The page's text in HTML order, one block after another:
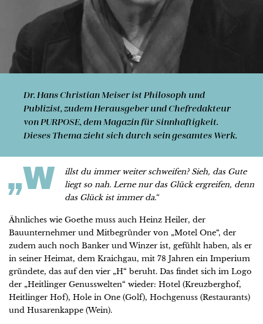
Dr. Hans Christian Meiser ist Philosoph und
Publizist, zudem Herausgeber und Chefredakteur
von PURPOSE, dem Magazin für Sinnhaftigkeit.
Dieses Thema zieht sich durch sein gesamtes Werk.
„W
illst du immer weiter schweifen? Sieh, das Gute
liegt so nah. Lerne nur das Glück ergreifen, denn
das Glück ist immer da.“
Ähnliches wie Goethe muss auch Heinz Heiler, der
Bauunternehmer und Mitbegründer von „Motel One“, der
zudem auch noch Banker und Winzer ist, gefühlt haben, als er
in seiner Heimat, dem Kraichgau, mit 78 Jahren ein Imperium
gründete, das auf den vier „H“ beruht. Das findet sich im Logo
der „Heitlinger Genusswelten“ wieder: Hotel (Kreuzberghof,
Heitlinger Hof), Hole in One (Golf), Hochgenuss (Restaurants)
und Husarenkappe (Wein).